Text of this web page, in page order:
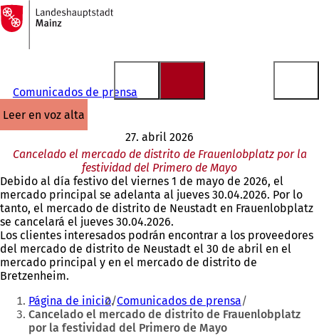
Saltar al contenido
A
la
página
Comunicados de prensa
leer en voz alta
27. abril 2026
Cancelado el mercado de distrito de Frauenlobplatz por la
festividad del Primero de Mayo
Debido al día festivo del viernes 1 de mayo de 2026, el
mercado principal se adelanta al jueves 30.04.2026. Por lo
tanto, el mercado de distrito de Neustadt en Frauenlobplatz
se cancelará el jueves 30.04.2026.
Los clientes interesados podrán encontrar a los proveedores
del mercado de distrito de Neustadt el 30 de abril en el
mercado principal y en el mercado de distrito de
Bretzenheim.
Estás
aquí:
Página de inicio Comunicados de prensa
Cancelado el mercado de distrito de Frauenlobplatz
por la festividad del Primero de Mayo